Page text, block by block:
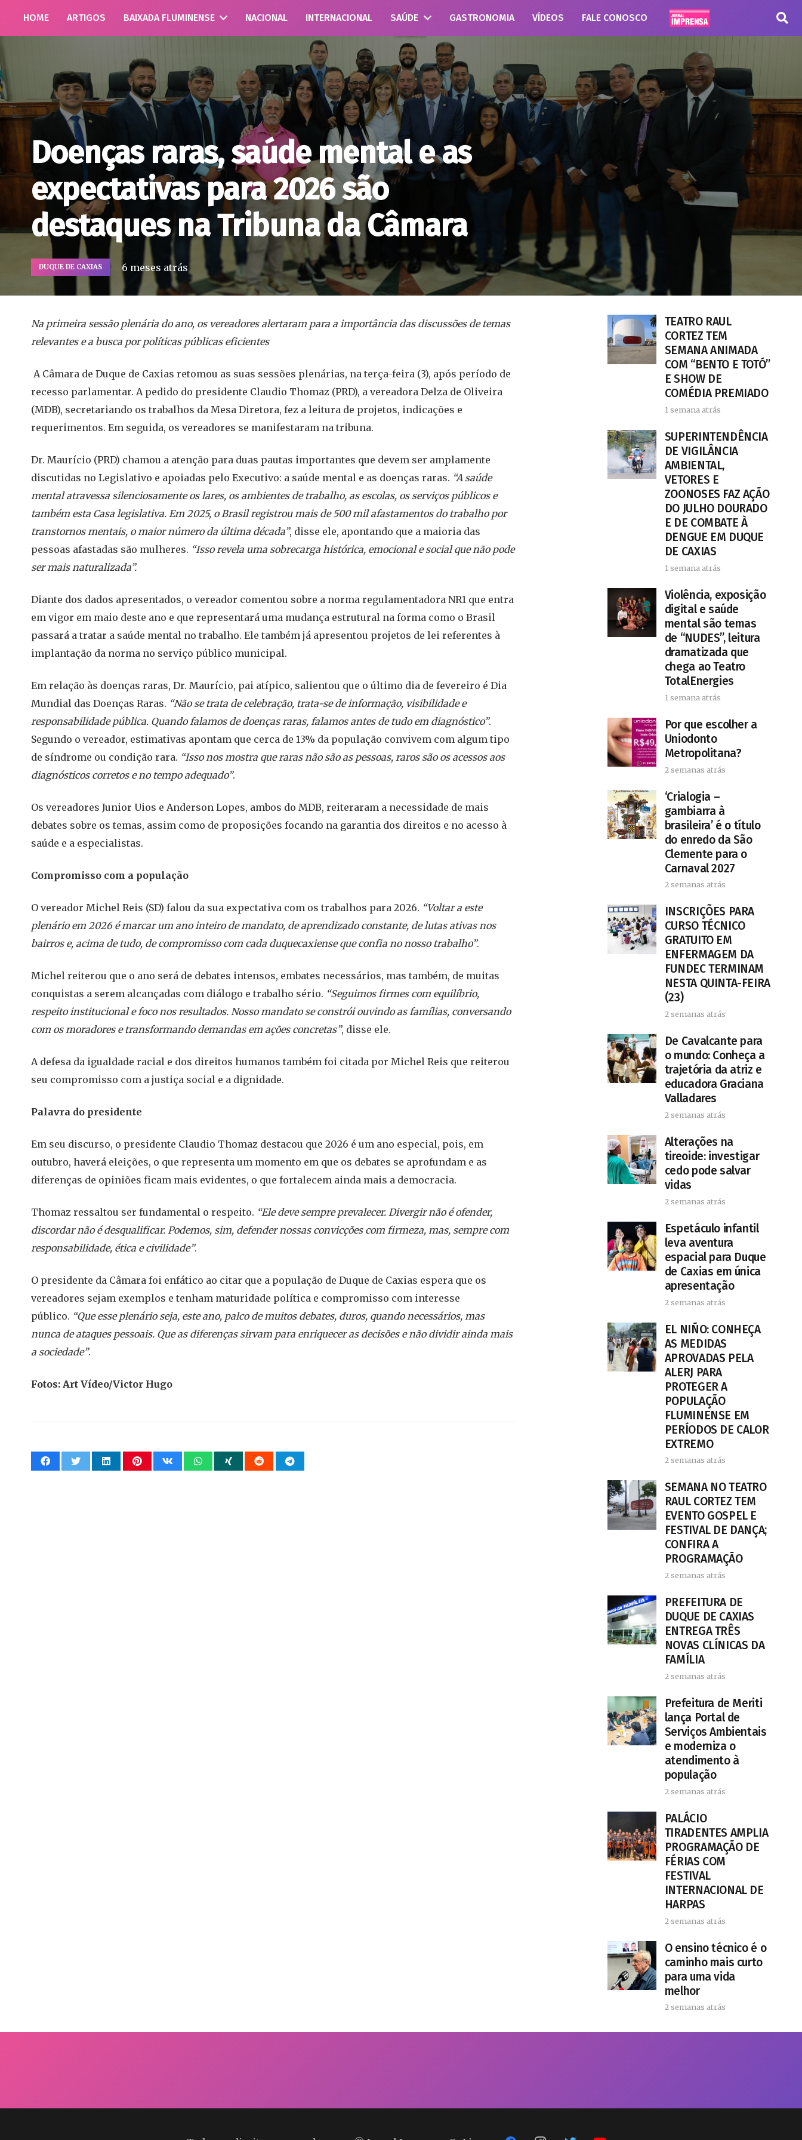
HOME ARTIGOS BAIXADA FLUMINENSE NACIONAL INTERNACIONAL SAÚDE GASTRONOMIA VÍDEOS FALE CONOSCO
Doenças raras, saúde mental e as
expectativas para 2026 são
destaques na Tribuna da Câmara
DUQUE DE CAXIAS 6 meses atrás
Na primeira sessão plenária do ano, os vereadores alertaram para a importância das discussões de temas
relevantes e a busca por políticas públicas eficientes
A Câmara de Duque de Caxias retomou as suas sessões plenárias, na terça-feira (3), após período de
recesso parlamentar. A pedido do presidente Claudio Thomaz (PRD), a vereadora Delza de Oliveira
(MDB), secretariando os trabalhos da Mesa Diretora, fez a leitura de projetos, indicações e
requerimentos. Em seguida, os vereadores se manifestaram na tribuna.
Dr. Maurício (PRD) chamou a atenção para duas pautas importantes que devem ser amplamente
discutidas no Legislativo e apoiadas pelo Executivo: a saúde mental e as doenças raras. “A saúde
mental atravessa silenciosamente os lares, os ambientes de trabalho, as escolas, os serviços públicos e
também esta Casa legislativa. Em 2025, o Brasil registrou mais de 500 mil afastamentos do trabalho por
transtornos mentais, o maior número da última década”, disse ele, apontando que a maioria das
pessoas afastadas são mulheres. “Isso revela uma sobrecarga histórica, emocional e social que não pode
ser mais naturalizada”.
Diante dos dados apresentados, o vereador comentou sobre a norma regulamentadora NR1 que entra
em vigor em maio deste ano e que representará uma mudança estrutural na forma como o Brasil
passará a tratar a saúde mental no trabalho. Ele também já apresentou projetos de lei referentes à
implantação da norma no serviço público municipal.
Em relação às doenças raras, Dr. Maurício, pai atípico, salientou que o último dia de fevereiro é Dia
Mundial das Doenças Raras. “Não se trata de celebração, trata-se de informação, visibilidade e
responsabilidade pública. Quando falamos de doenças raras, falamos antes de tudo em diagnóstico”.
Segundo o vereador, estimativas apontam que cerca de 13% da população convivem com algum tipo
de síndrome ou condição rara. “Isso nos mostra que raras não são as pessoas, raros são os acessos aos
diagnósticos corretos e no tempo adequado”.
Os vereadores Junior Uios e Anderson Lopes, ambos do MDB, reiteraram a necessidade de mais
debates sobre os temas, assim como de proposições focando na garantia dos direitos e no acesso à
saúde e a especialistas.
Compromisso com a população
O vereador Michel Reis (SD) falou da sua expectativa com os trabalhos para 2026. “Voltar a este
plenário em 2026 é marcar um ano inteiro de mandato, de aprendizado constante, de lutas ativas nos
bairros e, acima de tudo, de compromisso com cada duquecaxiense que confia no nosso trabalho”.
Michel reiterou que o ano será de debates intensos, embates necessários, mas também, de muitas
conquistas a serem alcançadas com diálogo e trabalho sério. “Seguimos firmes com equilíbrio,
respeito institucional e foco nos resultados. Nosso mandato se constrói ouvindo as famílias, conversando
com os moradores e transformando demandas em ações concretas”, disse ele.
A defesa da igualdade racial e dos direitos humanos também foi citada por Michel Reis que reiterou
seu compromisso com a justiça social e a dignidade.
Palavra do presidente
Em seu discurso, o presidente Claudio Thomaz destacou que 2026 é um ano especial, pois, em
outubro, haverá eleições, o que representa um momento em que os debates se aprofundam e as
diferenças de opiniões ficam mais evidentes, o que fortalecem ainda mais a democracia.
Thomaz ressaltou ser fundamental o respeito. “Ele deve sempre prevalecer. Divergir não é ofender,
discordar não é desqualificar. Podemos, sim, defender nossas convicções com firmeza, mas, sempre com
responsabilidade, ética e civilidade”.
O presidente da Câmara foi enfático ao citar que a população de Duque de Caxias espera que os
vereadores sejam exemplos e tenham maturidade política e compromisso com interesse
público. “Que esse plenário seja, este ano, palco de muitos debates, duros, quando necessários, mas
nunca de ataques pessoais. Que as diferenças sirvam para enriquecer as decisões e não dividir ainda mais
a sociedade”.
Fotos: Art Vídeo/Victor Hugo
TEATRO RAUL
CORTEZ TEM
SEMANA ANIMADA
COM “BENTO E TOTÓ”
E SHOW DE
COMÉDIA PREMIADO
1 semana atrás
SUPERINTENDÊNCIA
DE VIGILÂNCIA
AMBIENTAL,
VETORES E
ZOONOSES FAZ AÇÃO
DO JULHO DOURADO
E DE COMBATE À
DENGUE EM DUQUE
DE CAXIAS
1 semana atrás
Violência, exposição
digital e saúde
mental são temas
de “NUDES”, leitura
dramatizada que
chega ao Teatro
TotalEnergies
1 semana atrás
Por que escolher a
Uniodonto
Metropolitana?
2 semanas atrás
‘Crialogia –
gambiarra à
brasileira’ é o título
do enredo da São
Clemente para o
Carnaval 2027
2 semanas atrás
INSCRIÇÕES PARA
CURSO TÉCNICO
GRATUITO EM
ENFERMAGEM DA
FUNDEC TERMINAM
NESTA QUINTA-FEIRA
(23)
2 semanas atrás
De Cavalcante para
o mundo: Conheça a
trajetória da atriz e
educadora Graciana
Valladares
2 semanas atrás
Alterações na
tireoide: investigar
cedo pode salvar
vidas
2 semanas atrás
​Espetáculo infantil
leva aventura
espacial para Duque
de Caxias em única
apresentação
2 semanas atrás
EL NIÑO: CONHEÇA
AS MEDIDAS
APROVADAS PELA
ALERJ PARA
PROTEGER A
POPULAÇÃO
FLUMINENSE EM
PERÍODOS DE CALOR
EXTREMO
2 semanas atrás
SEMANA NO TEATRO
RAUL CORTEZ TEM
EVENTO GOSPEL E
FESTIVAL DE DANÇA;
CONFIRA A
PROGRAMAÇÃO
2 semanas atrás
PREFEITURA DE
DUQUE DE CAXIAS
ENTREGA TRÊS
NOVAS CLÍNICAS DA
FAMÍLIA
2 semanas atrás
Prefeitura de Meriti
lança Portal de
Serviços Ambientais
e moderniza o
atendimento à
população
2 semanas atrás
PALÁCIO
TIRADENTES AMPLIA
PROGRAMAÇÃO DE
FÉRIAS COM
FESTIVAL
INTERNACIONAL DE
HARPAS
2 semanas atrás
O ensino técnico é o
caminho mais curto
para uma vida
melhor
2 semanas atrás